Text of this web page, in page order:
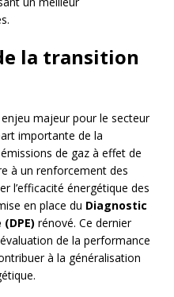
la transition
majeur pour le secteur
importante de la
de gaz à effet de
à un renforcement des
l’efficacité énergétique des
en place du Diagnostic
rénové. Ce dernier
de la performance
à la généralisation